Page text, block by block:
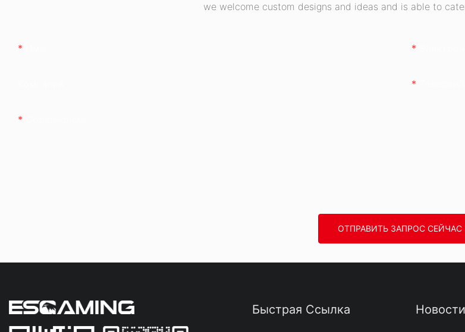
we welcome custom designs and ideas and is able to
ОТПРАВИТЬ ЗАПРОС СЕЙЧАС
Быстрая Ссылка Новости